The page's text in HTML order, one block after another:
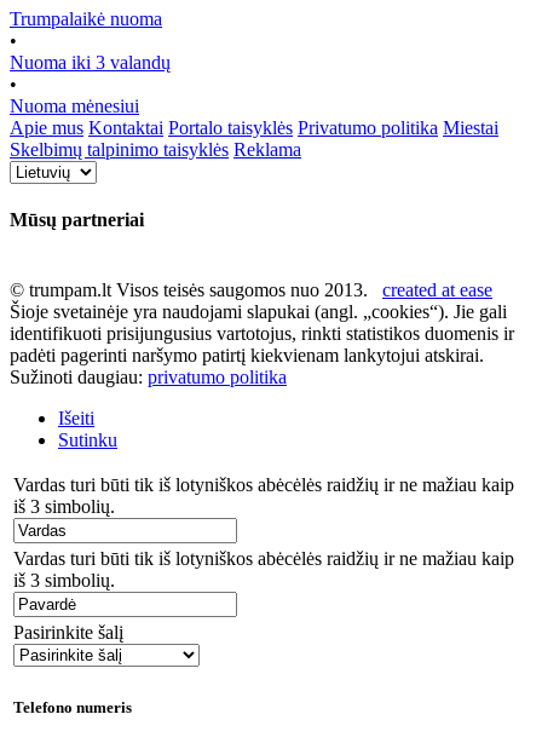
Trumpalaikė nuoma
•
Nuoma iki 3 valandų
•
Nuoma mėnesiui
Apie mus Kontaktai Portalo taisyklės Privatumo politika Miestai
Skelbimų talpinimo taisyklės Reklama
Mūsų partneriai
© trumpam.lt Visos teisės saugomos nuo 2013. created at ease
Šioje svetainėje yra naudojami slapukai (angl. „cookies“). Jie gali
identifikuoti prisijungusius vartotojus, rinkti statistikos duomenis ir
padėti pagerinti naršymo patirtį kiekvienam lankytojui atskirai.
Sužinoti daugiau: privatumo politika
Išeiti
Sutinku
Vardas turi būti tik iš lotyniškos abėcėlės raidžių ir ne mažiau kaip
iš 3 simbolių.
Vardas turi būti tik iš lotyniškos abėcėlės raidžių ir ne mažiau kaip
iš 3 simbolių.
Pasirinkite šalį
Telefono numeris